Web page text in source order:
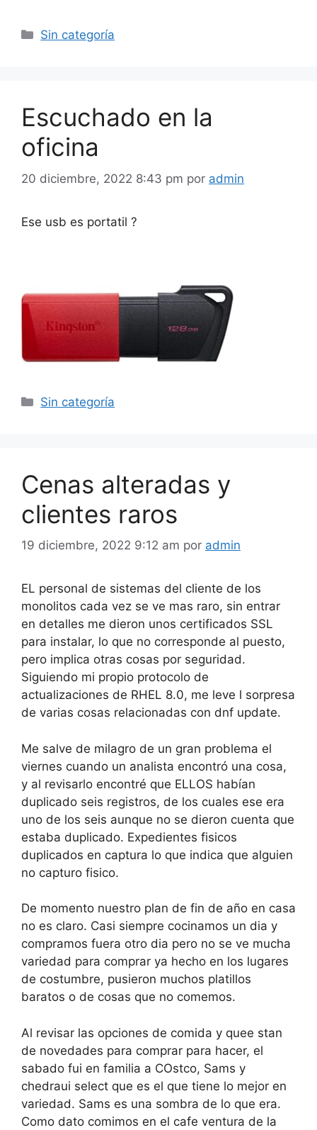
Categorías
Sin categoría
Escuchado en la
oficina
20 diciembre, 2022 8:43 pm por admin
Ese usb es portatil ?
Categorías
Sin categoría
Cenas alteradas y
clientes raros
19 diciembre, 2022 9:12 am por admin
EL personal de sistemas del cliente de los
monolitos cada vez se ve mas raro, sin entrar
en detalles me dieron unos certificados SSL
para instalar, lo que no corresponde al puesto,
pero implica otras cosas por seguridad.
Siguiendo mi propio protocolo de
actualizaciones de RHEL 8.0, me leve l sorpresa
de varias cosas relacionadas con dnf update.
Me salve de milagro de un gran problema el
viernes cuando un analista encontró una cosa,
y al revisarlo encontré que ELLOS habían
duplicado seis registros, de los cuales ese era
uno de los seis aunque no se dieron cuenta que
estaba duplicado. Expedientes fisicos
duplicados en captura lo que indica que alguien
no capturo fisico.
De momento nuestro plan de fin de año en casa
no es claro. Casi siempre cocinamos un dia y
compramos fuera otro dia pero no se ve mucha
variedad para comprar ya hecho en los lugares
de costumbre, pusieron muchos platillos
baratos o de cosas que no comemos.
Al revisar las opciones de comida y quee stan
de novedades para comprar para hacer, el
sabado fui en familia a COstco, Sams y
chedraui select que es el que tiene lo mejor en
variedad. Sams es una sombra de lo que era.
Como dato comimos en el cafe ventura de la